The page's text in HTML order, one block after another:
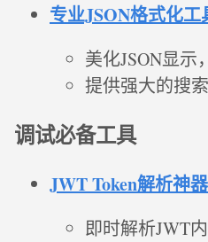
专业JSON格式化工
美化JSON显示
提供强大的搜
调试必备工具
JWT Token解析神器
即时解析JWT